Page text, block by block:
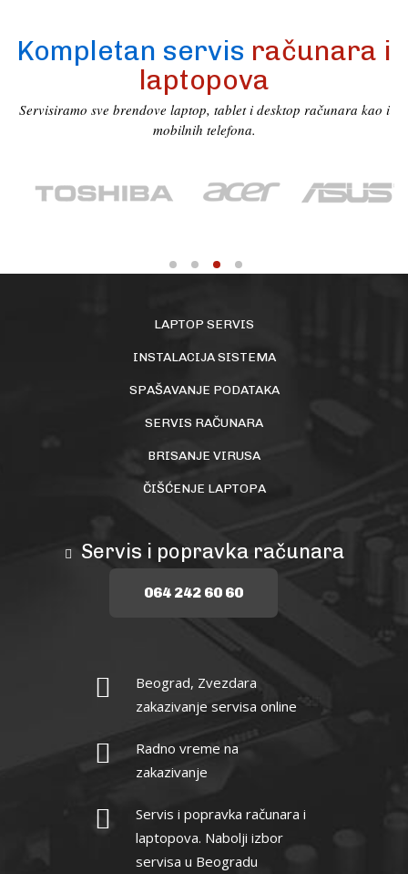
Kompletan servis računara i
laptopova
Servisiramo sve brendove laptop, tablet i desktop računara kao i
mobilnih telefona.
1 2 3 4
LAPTOP SERVIS
INSTALACIJA SISTEMA
SPAŠAVANJE PODATAKA
SERVIS RAČUNARA
BRISANJE VIRUSA
ČIŠĆENJE LAPTOPA
Servis i popravka računara
064 242 60 60
Beograd, Zvezdara
zakazivanje servisa online
Radno vreme na
zakazivanje
Servis i popravka računara i
laptopova. Nabolji izbor
servisa u Beogradu